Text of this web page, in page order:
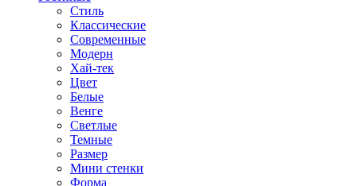
Стиль
Классические
Современные
Модерн
Хай-тек
Цвет
Белые
Венге
Светлые
Темные
Размер
Мини стенки
Форма